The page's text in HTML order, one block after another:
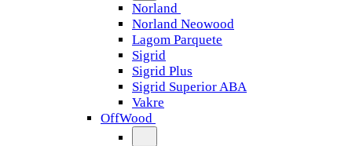
Norland
Norland Neowood
Lagom Parquete
Sigrid
Sigrid Plus
Sigrid Superior ABA
Vakre
OffWood